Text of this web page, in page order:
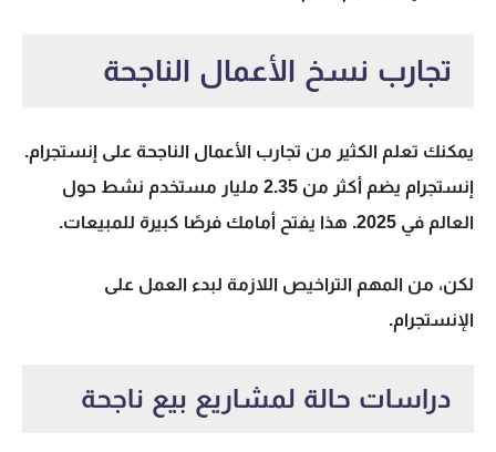
تجارب نسخ الأعمال الناجحة
يمكنك تعلم الكثير من تجارب الأعمال الناجحة على إنستجرام.
إنستجرام يضم أكثر من 2.35 مليار مستخدم نشط حول
العالم في 2025. هذا يفتح أمامك فرصًا كبيرة للمبيعات.
لكن، من المهم التراخيص اللازمة لبدء العمل على
الإنستجرام.
دراسات حالة لمشاريع بيع ناجحة